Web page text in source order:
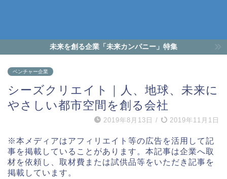
未来を創る企業「未来カンパニー」特集
ベンチャー企業
シーズクリエイト｜人、地球、未来に
やさしい都市空間を創る会社
2019年8月13日 / 2019年11月1日
※本メディアはアフィリエイト等の広告を活用して記
事を掲載していることがあります。本記事は企業へ取
材を依頼し、取材費または試供品等をいただき記事を
掲載しています。